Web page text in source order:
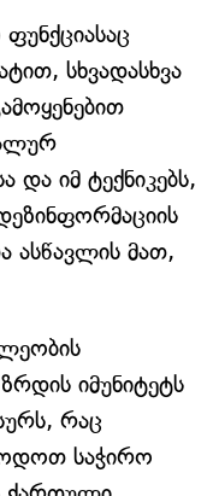
სხვადასხვა
და იმ ტექნიკებს,
ასწავლის მათ,
იმუნიტეტს
რაც
საჭირო